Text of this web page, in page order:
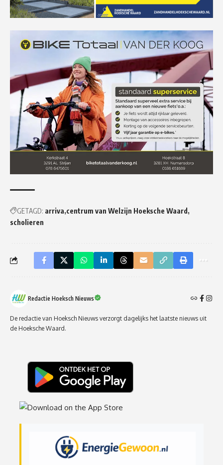
GETAGD: arriva centrum van Welzijn Hoeksche Waard
scholieren
Redactie Hoeksch Nieuws
De redactie van Hoeksch Nieuws verzorgt dagelijks het laatste nieuws uit
de Hoeksche Waard.